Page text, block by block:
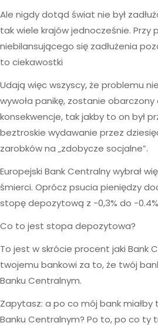
Ale nigdy dotąd świat nie był
tak wiele krajów jednocześnie. Przy
niebilansującego się zadłużenia
to ciekawostki
Udają więc wszyscy, że problemu
wywoła panikę, zostanie
konsekwencje, tak jakby to on był
beztroskie wydawanie przez
zarobków na „zdobycze socjalne”.
Europejski Bank Centralny wybrał
śmierci. Oprócz psucia pieniędzy
stopę depozytową z -0,3% do -
Co to jest stopa depozytowa?
To jest w skrócie procent jaki Bank
twojemu bankowi za to, że twój
Banku Centralnym.
Zapytasz: a po co mój bank
Banku Centralnym? Po to, po co ty